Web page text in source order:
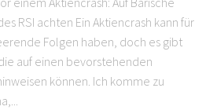
RSI achten Ein Aktiencrash kann für
Folgen haben, doch es gibt
auf einen bevorstehenden
können. Ich komme zu